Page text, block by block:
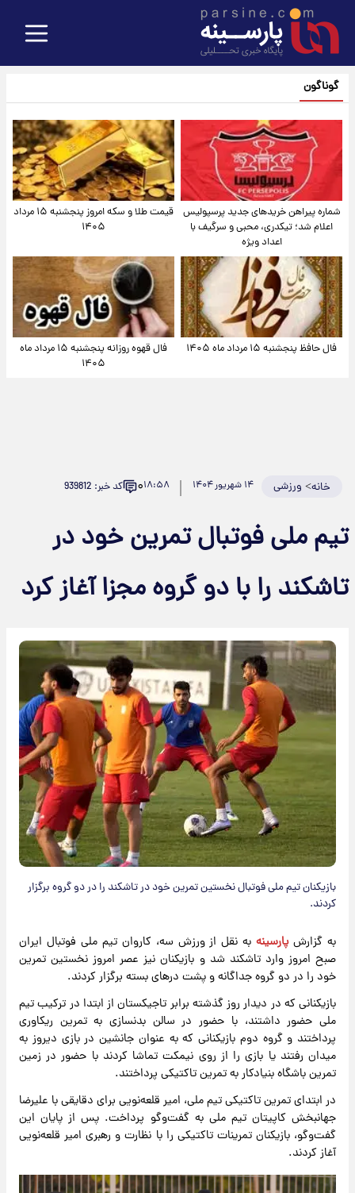
گوناگون
شماره پیراهن خریدهای جدید پرسپولیس
اعلام شد؛ تیکدری، محبی و سرگیف با
اعداد ویژه
قیمت طلا و سکه امروز پنجشنبه ۱۵ مرداد
۱۴۰۵
فال حافظ پنجشنبه ۱۵ مرداد ماه ۱۴۰۵
فال قهوه روزانه پنجشنبه ۱۵ مرداد ماه
۱۴۰۵
خانه> ورزشی ۱۴ شهریور ۱۴۰۴ ۱۸:۵۸۰ کد خبر: 939812
تیم ملی فوتبال تمرین خود در
تاشکند را با دو گروه مجزا آغاز کرد
بازیکنان تیم ملی فوتبال نخستین تمرین خود در تاشکند را در دو گروه برگزار
کردند.
به گزارشپارسینهبه نقل از ورزش سه، کاروان تیم ملی فوتبال ایران
صبح امروز وارد تاشکند شد و بازیکنان نیز عصر امروز نخستین تمرین
خود را در دو گروه جداگانه و پشت درهای بسته برگزار کردند.
بازیکنانی که در دیدار روز گذشته برابر تاجیکستان از ابتدا در ترکیب تیم
ملی حضور داشتند، با حضور در سالن بدنسازی به تمرین ریکاوری
پرداختند و گروه دوم بازیکنانی که به عنوان جانشین در بازی دیروز به
میدان رفتند یا بازی را از روی نیمکت تماشا کردند با حضور در زمین
تمرین باشگاه بنیادکار به تمرین تاکتیکی پرداختند.
در ابتدای تمرین تاکتیکی تیم ملی، امیر قلعه‌نویی برای دقایقی با علیرضا
جهانبخش کاپیتان تیم ملی به گفت‌وگو پرداخت. پس از پایان این
گفت‌وگو، بازیکنان تمرینات تاکتیکی را با نظارت و رهبری امیر قلعه‌نویی
آغاز کردند.